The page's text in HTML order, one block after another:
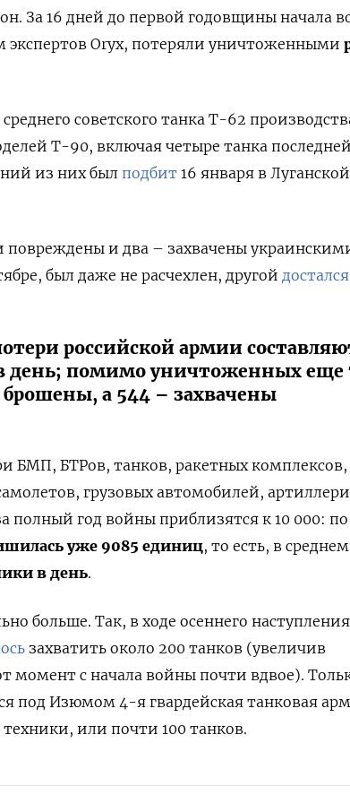
За 16 дней до первой годовщины начала
экспертов Oryx, потеряли уничтоженными
советского танка Т-62
Т-90, включая четыре танка последней
из них был подбит 16 января в Луганской
и два – захвачены
был даже не расчехлен, другой достался
российской армии
помимо уничтоженных еще
а 544 – захвачены
БМП, БТРов, танков, ракетных комплексов,
грузовых автомобилей,
полный год войны приблизятся к 10 000: по
уже 9085 единиц, то есть, в
в день.
больше. Так, в ходе осеннего
захватить около 200 танков (увеличив
момент с начала войны почти вдвое).
под Изюмом 4-я гвардейская танковая
или почти 100 танков.